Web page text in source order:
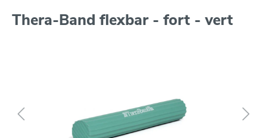
Thera-Band flexbar - fort - vert